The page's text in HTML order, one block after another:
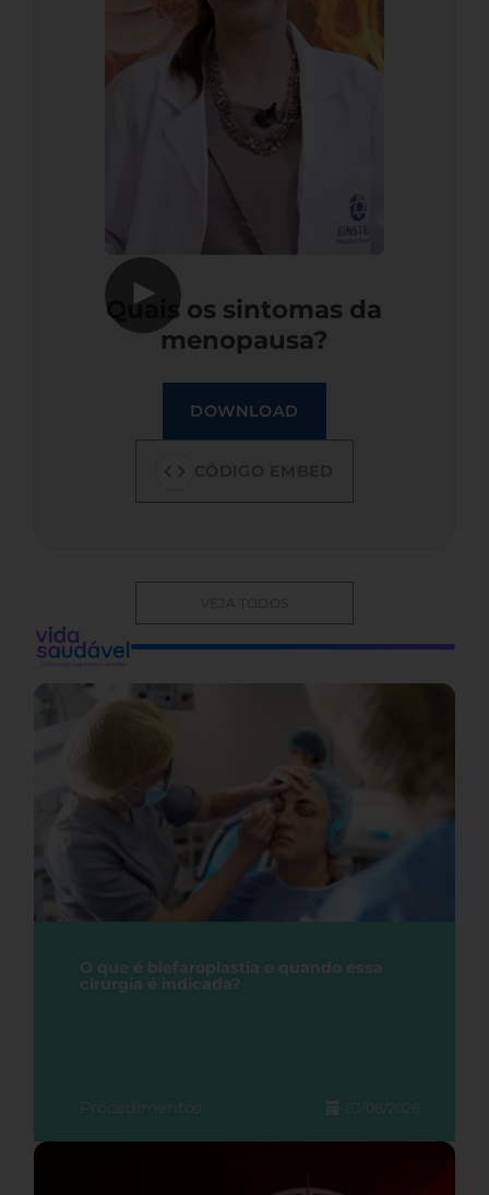
▶
Quais os sintomas da
menopausa?
DOWNLOAD
VEJA TODOS
O que é blefaroplastia e quando essa
cirurgia é indicada?
Procedimentos 03/08/2026